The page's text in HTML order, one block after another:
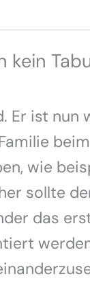
kein
Er ist nun
wie
sollte
das